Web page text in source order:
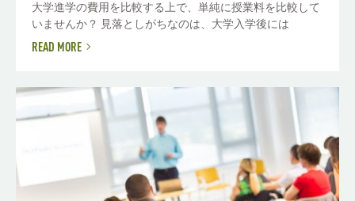
大学進学の費用を比較する上で、単純に授業料を比較して
いませんか？ 見落としがちなのは、大学入学後には
READ MORE